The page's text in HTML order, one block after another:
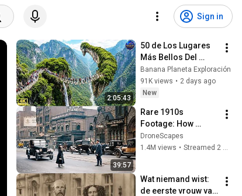
Sign in
2:05:43
50 de Los Lugares
Más Bellos Del
Planeta Que
Sorprendieron al
Mundo |
Banana Planeta Exploración
91K views • 2 days ago
New
39:57
Rare 1910s
Footage: How
Everyday
Americans Lived
Film
DroneScapes
1.4M views • Streamed 2 months ago
Wat niemand wist:
de eerste vrouw van